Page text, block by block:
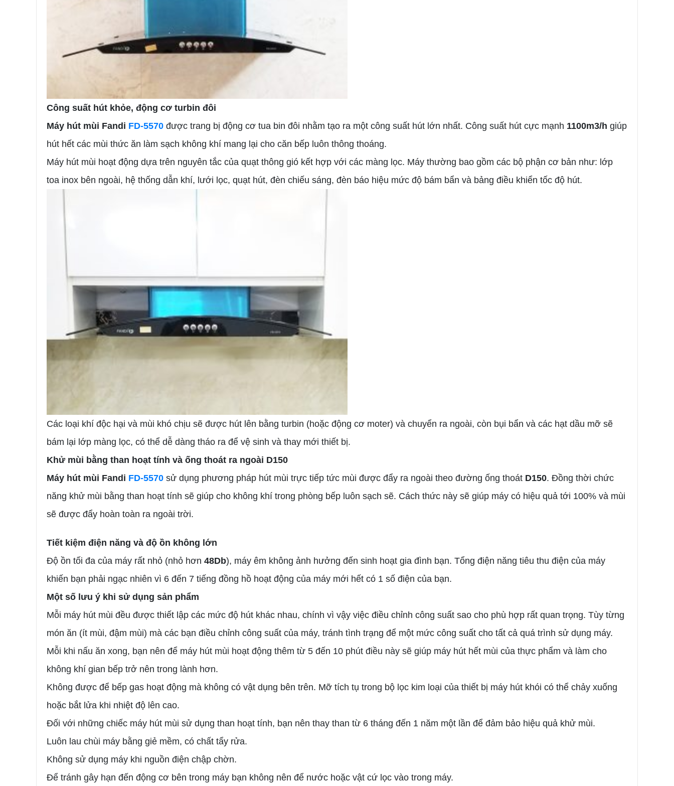
Công suất hút khỏe, động cơ turbin đôi
Máy hút mùi Fandi FD-5570 được trang bị động cơ tua bin đôi nhằm tạo ra một công suất hút lớn nhất. Công suất hút cực mạnh 1100m3/h giúp
hút hết các mùi thức ăn làm sạch không khí mang lại cho căn bếp luôn thông thoáng.
Máy hút mùi hoạt động dựa trên nguyên tắc của quạt thông gió kết hợp với các màng lọc. Máy thường bao gồm các bộ phận cơ bản như: lớp
toa inox bên ngoài, hệ thống dẫn khí, lưới lọc, quạt hút, đèn chiếu sáng, đèn báo hiệu mức độ bám bẩn và bảng điều khiển tốc độ hút.
Các loại khí độc hại và mùi khó chịu sẽ được hút lên bằng turbin (hoặc động cơ moter) và chuyển ra ngoài, còn bụi bẩn và các hạt dầu mỡ sẽ
bám lại lớp màng lọc, có thể dễ dàng tháo ra để vệ sinh và thay mới thiết bị.
Khử mùi bằng than hoạt tính và ống thoát ra ngoài D150
Máy hút mùi Fandi FD-5570 sử dụng phương pháp hút mùi trực tiếp tức mùi được đẩy ra ngoài theo đường ống thoát D150. Đồng thời chức
năng khử mùi bằng than hoạt tính sẽ giúp cho không khí trong phòng bếp luôn sạch sẽ. Cách thức này sẽ giúp máy có hiệu quả tới 100% và mùi
sẽ được đẩy hoàn toàn ra ngoài trời.
Tiết kiệm điện năng và độ ồn không lớn
Độ ồn tối đa của máy rất nhỏ (nhỏ hơn 48Db), máy êm không ảnh hưởng đến sinh hoạt gia đình bạn. Tổng điện năng tiêu thu điện của máy
khiến bạn phải ngạc nhiên vì 6 đến 7 tiếng đồng hồ hoạt động của máy mới hết có 1 số điện của bạn.
Một số lưu ý khi sử dụng sản phẩm
Mỗi máy hút mùi đều được thiết lập các mức độ hút khác nhau, chính vì vậy việc điều chỉnh công suất sao cho phù hợp rất quan trọng. Tùy từng
món ăn (ít mùi, đậm mùi) mà các bạn điều chỉnh công suất của máy, tránh tình trạng để một mức công suất cho tất cả quá trình sử dụng máy.
Mỗi khi nấu ăn xong, bạn nên để máy hút mùi hoạt động thêm từ 5 đến 10 phút điều này sẽ giúp máy hút hết mùi của thực phẩm và làm cho
không khí gian bếp trở nên trong lành hơn.
Không được để bếp gas hoạt động mà không có vật dụng bên trên. Mỡ tích tụ trong bộ lọc kim loại của thiết bị máy hút khói có thể chảy xuống
hoặc bắt lửa khi nhiệt độ lên cao.
Đối với những chiếc máy hút mùi sử dụng than hoạt tính, bạn nên thay than từ 6 tháng đến 1 năm một lần để đảm bảo hiệu quả khử mùi.
Luôn lau chùi máy bằng giẻ mềm, có chất tẩy rửa.
Không sử dụng máy khi nguồn điện chập chờn.
Để tránh gây hạn đến động cơ bên trong máy bạn không nên để nước hoặc vật cứ lọc vào trong máy.